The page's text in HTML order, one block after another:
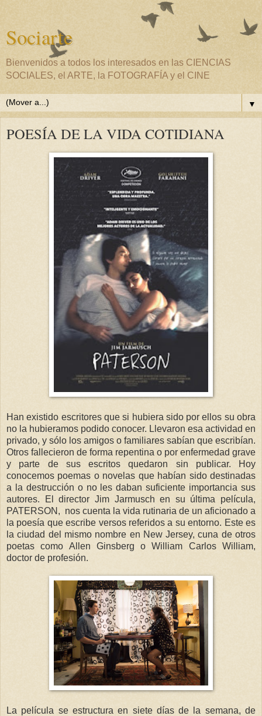
Sociarte
Bienvenidos a todos los interesados en las CIENCIAS
SOCIALES, el ARTE, la FOTOGRAFÍA y el CINE
▼
POESÍA DE LA VIDA COTIDIANA
Han existido escritores que si hubiera sido por ellos su obra
no la hubieramos podido conocer. Llevaron esa actividad en
privado, y sólo los amigos o familiares sabían que escribían.
Otros fallecieron de forma repentina o por enfermedad grave
y parte de sus escritos quedaron sin publicar. Hoy
conocemos poemas o novelas que habían sido destinadas
a la destrucción o no les daban suficiente importancia sus
autores. El director Jim Jarmusch en su última película,
PATERSON, nos cuenta la vida rutinaria de un aficionado a
la poesía que escribe versos referidos a su entorno. Este es
la ciudad del mismo nombre en New Jersey, cuna de otros
poetas como Allen Ginsberg o William Carlos William,
doctor de profesión.
La película se estructura en siete días de la semana, de